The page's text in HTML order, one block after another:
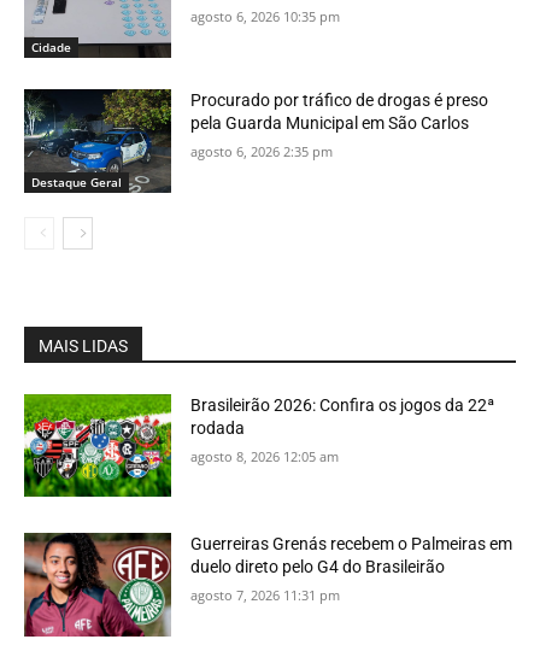
Cidade
agosto 6, 2026 10:35 pm
Destaque Geral
Procurado por tráfico de drogas é preso
pela Guarda Municipal em São Carlos
agosto 6, 2026 2:35 pm
MAIS LIDAS
Brasileirão 2026: Confira os jogos da 22ª
rodada
agosto 8, 2026 12:05 am
Guerreiras Grenás recebem o Palmeiras em
duelo direto pelo G4 do Brasileirão
agosto 7, 2026 11:31 pm